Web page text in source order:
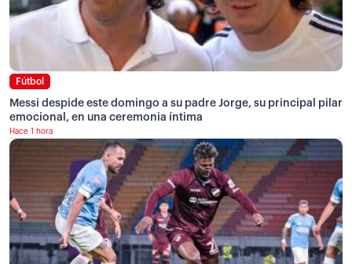
Fútbol
Messi despide este domingo a su padre Jorge, su principal pilar
emocional, en una ceremonia íntima
Hace 1 hora